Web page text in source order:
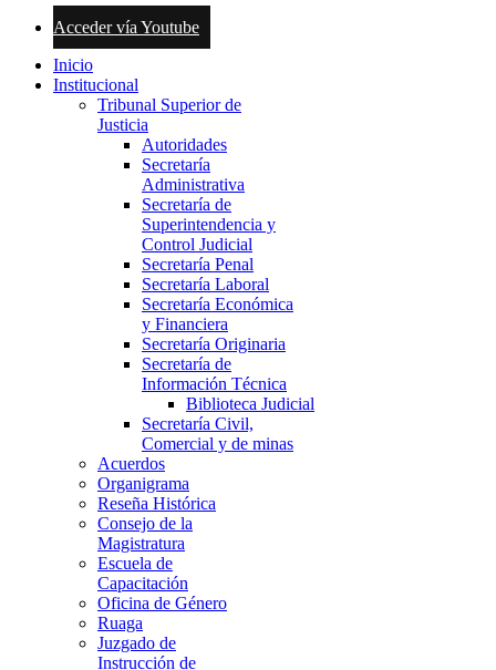
Acceder vía Youtube
Inicio
Institucional
Tribunal Superior de
Justicia
Autoridades
Secretaría
Administrativa
Secretaría de
Superintendencia y
Control Judicial
Secretaría Penal
Secretaría Laboral
Secretaría Económica
y Financiera
Secretaría Originaria
Secretaría de
Información Técnica
Biblioteca Judicial
Secretaría Civil,
Comercial y de minas
Acuerdos
Organigrama
Reseña Histórica
Consejo de la
Magistratura
Escuela de
Capacitación
Oficina de Género
Ruaga
Juzgado de
Instrucción de